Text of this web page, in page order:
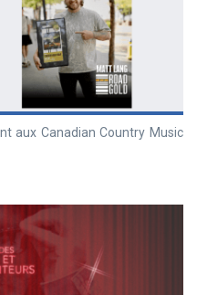
aux Canadian Country Music